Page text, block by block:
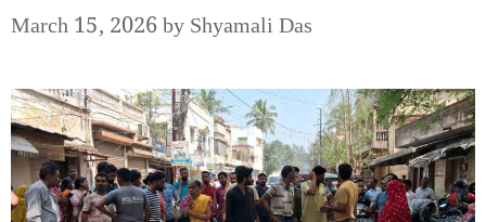
March 15, 2026byShyamali Das